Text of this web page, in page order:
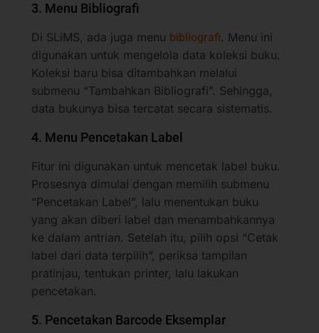
3. Menu Bibliografi
Di SLiMS, ada juga menu bibliografi. Menu ini
digunakan untuk mengelola data koleksi buku.
Koleksi baru bisa ditambahkan melalui
submenu “Tambahkan Bibliografi”. Sehingga,
data bukunya bisa tercatat secara sistematis.
4. Menu Pencetakan Label
Fitur ini digunakan untuk mencetak label buku.
Prosesnya dimulai dengan memilih submenu
“Pencetakan Label”, lalu menentukan buku
yang akan diberi label dan menambahkannya
ke dalam antrian. Setelah itu, pilih opsi “Cetak
label dari data terpilih”, periksa tampilan
pratinjau, tentukan printer, lalu lakukan
pencetakan.
5. Pencetakan Barcode Eksemplar